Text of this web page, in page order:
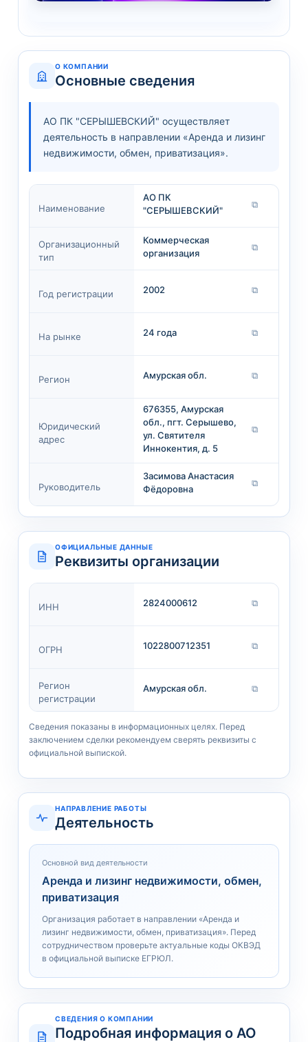
О КОМПАНИИ
Основные сведения
АО ПК "СЕРЫШЕВСКИЙ" осуществляет
деятельность в направлении «Аренда и лизинг
недвижимости, обмен, приватизация».
Наименование
АО ПК
"СЕРЫШЕВСКИЙ"
⧉
Организационный
тип
Коммерческая
организация
⧉
Год регистрации 2002 ⧉
На рынке 24 года ⧉
Регион Амурская обл. ⧉
Юридический
адрес
676355, Амурская
обл., пгт. Серышево,
ул. Святителя
Иннокентия, д. 5
⧉
Руководитель
Засимова Анастасия
Фёдоровна
⧉
ОФИЦИАЛЬНЫЕ ДАННЫЕ
Реквизиты организации
ИНН 2824000612 ⧉
ОГРН 1022800712351 ⧉
Регион
регистрации
Амурская обл. ⧉
Сведения показаны в информационных целях. Перед
заключением сделки рекомендуем сверять реквизиты с
официальной выпиской.
НАПРАВЛЕНИЕ РАБОТЫ
Деятельность
Основной вид деятельности
Аренда и лизинг недвижимости, обмен,
приватизация
Организация работает в направлении «Аренда и
лизинг недвижимости, обмен, приватизация». Перед
сотрудничеством проверьте актуальные коды ОКВЭД
в официальной выписке ЕГРЮЛ.
СВЕДЕНИЯ О КОМПАНИИ
Подробная информация о АО